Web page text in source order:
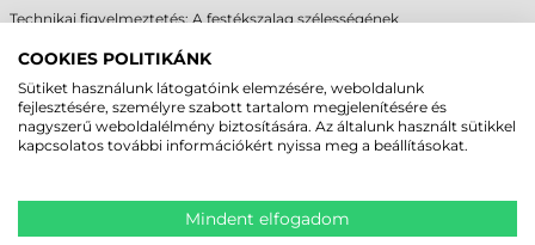
Technikai figyelmeztetés: A festékszalag szélességének
rel szélesebb, mint az alkalmazott
közvetlenül érintkezhet a nyomtatófejjel, ami idő előtti kopást vagy
mikrokarcokat okozhat a fűtőelemeken.
RESIN FESTÉKSZALAG (I040450200) -
KINEK AJÁNLOTT?
COOKIES POLITIKÁNK
Sütiket használunk látogatóink elemzésére, weboldalunk
fejlesztésére, személyre szabott tartalom megjelenítésére és
nagyszerű weboldalélmény biztosítására. Az általunk használt sütikkel
kapcsolatos további információkért nyissa meg a beállításokat.
Mindent elfogadom